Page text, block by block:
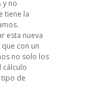
y no
tiene la
esta nueva
con un
no solo los
cálculo
de